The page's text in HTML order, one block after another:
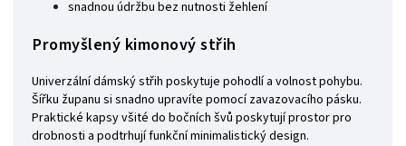
snadnou údržbu bez nutnosti žehlení
Promyšlený kimonový střih
Univerzální dámský střih poskytuje pohodlí a volnost pohybu.
Šířku županu si snadno upravíte pomocí zavazovacího pásku.
Praktické kapsy všité do bočních švů poskytují prostor pro
drobnosti a podtrhují funkční minimalistický design.